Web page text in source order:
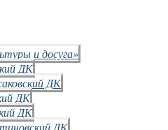
и досуга»
ДК
ДК
ДК
ДК